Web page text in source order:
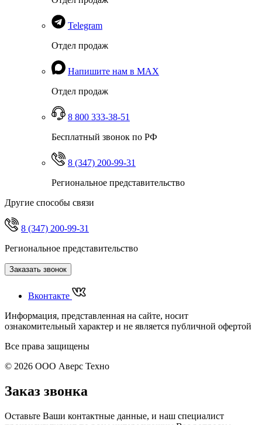
Telegram
Отдел продаж
Напишите нам в MAX
Отдел продаж
8 800 333-38-51
Бесплатный звонок по РФ
8 (347) 200-99-31
Региональное представительство
Другие способы связи
8 (347) 200-99-31
Региональное представительство
Заказать звонок
Вконтакте
Информация, представленная на сайте, носит
ознакомительный характер и не является публичной офертой
Все права защищены
© 2026 ООО Аверс Техно
Заказ звонка
Оставьте Ваши контактные данные, и наш специалист